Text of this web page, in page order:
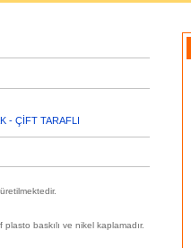
- ÇİFT TARAFLI
baskılı ve nikel kaplamadır.